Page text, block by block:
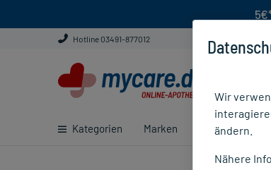
Hotline 03491-877012
Kategorien Marken Ratgeber
Wir
ändern.
Nähere